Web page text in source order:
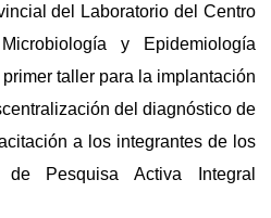
del Laboratorio del Centro
y Epidemiología
taller para la implantación
del diagnóstico de
a los integrantes de los
de Pesquisa Activa Integral